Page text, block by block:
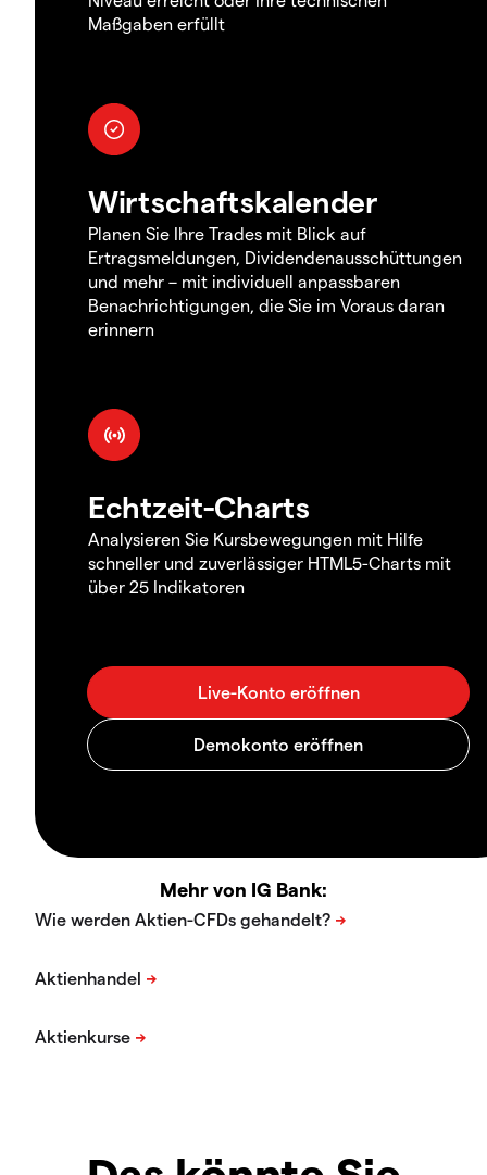
Maßgaben erfüllt
Wirtschaftskalender
Planen Sie Ihre Trades mit Blick auf
Ertragsmeldungen, Dividendenausschüttungen
und mehr – mit individuell anpassbaren
Benachrichtigungen, die Sie im Voraus daran
erinnern
Echtzeit-Charts
Analysieren Sie Kursbewegungen mit Hilfe
schneller und zuverlässiger HTML5-Charts mit
über 25 Indikatoren
Mehr von IG Bank: